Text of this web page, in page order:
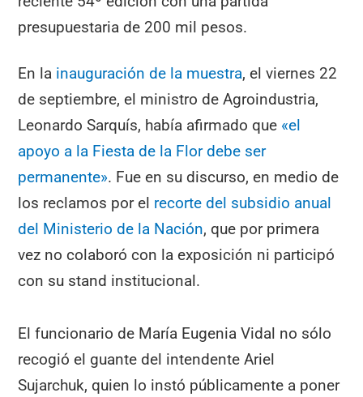
presupuestaria de 200 mil pesos.
En la inauguración de la muestra, el viernes 22
de septiembre, el ministro de Agroindustria,
Leonardo Sarquís, había afirmado que «el
apoyo a la Fiesta de la Flor debe ser
permanente». Fue en su discurso, en medio de
los reclamos por el recorte del subsidio anual
del Ministerio de la Nación, que por primera
vez no colaboró con la exposición ni participó
con su stand institucional.
El funcionario de María Eugenia Vidal no sólo
recogió el guante del intendente Ariel
Sujarchuk, quien lo instó públicamente a poner